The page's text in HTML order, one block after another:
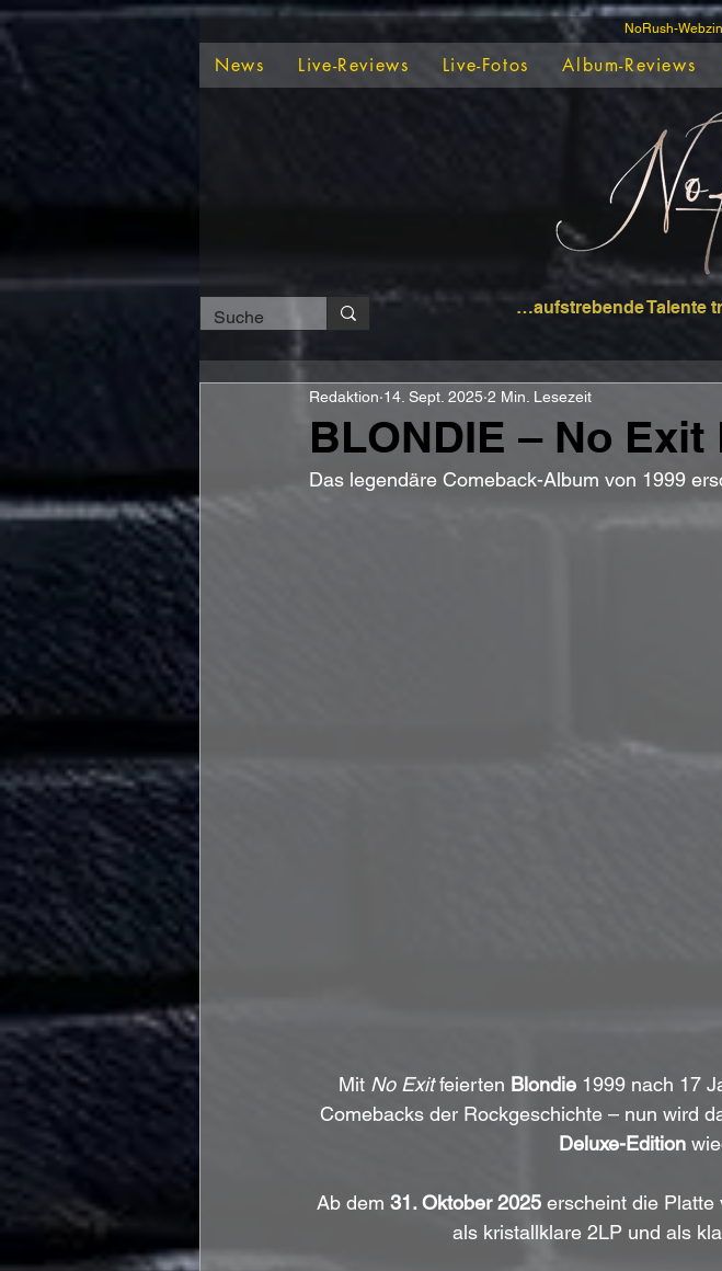
NoRush-
News Live-Reviews Live-Fotos Album-Reviews
…aufstrebende Talente
BLONDIE – No
Redaktion 14. Sept. 2025 2 Min. Lesezeit
Das legendäre Comeback-Album von 1999
Mit No Exit feierten Blondie 1999 nach 17
Comebacks der Rockgeschichte – nun wird
Deluxe-Edition
Ab dem 31. Oktober 2025 erscheint die Platte
als kristallklare 2LP und als